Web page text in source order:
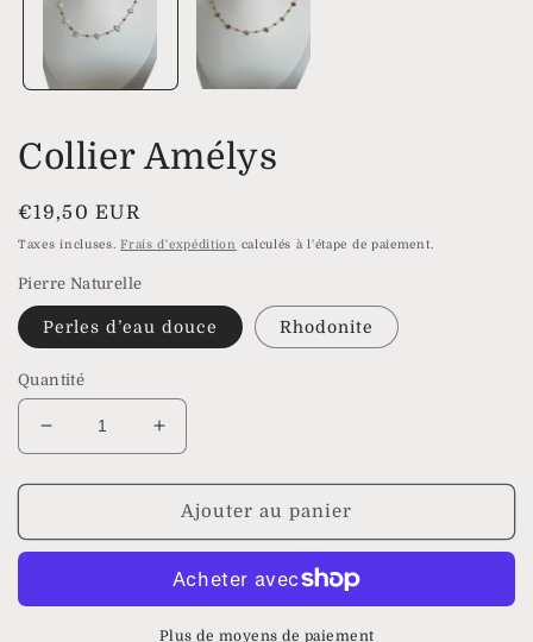
modale
Collier Amélys
Prix
habituel
€19,50 EUR
Taxes incluses. Frais d'expédition calculés à l'étape de paiement.
Pierre Naturelle
Perles d’eau douce Rhodonite
Quantité
Réduire
la
quantité
Collier
Augmenter
la
quantité
Collier
Ajouter au panier
Plus de moyens de paiement